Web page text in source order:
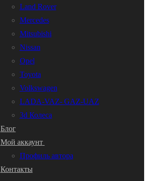
Land Rover
Mercedes
Mitsubishi
Nissan
Opel
Toyota
Volkswagen
LADA-VAZ- GAZ-UAZ
3d Колеса
Блог
Мой аккаунт
Профиль автора
Контакты